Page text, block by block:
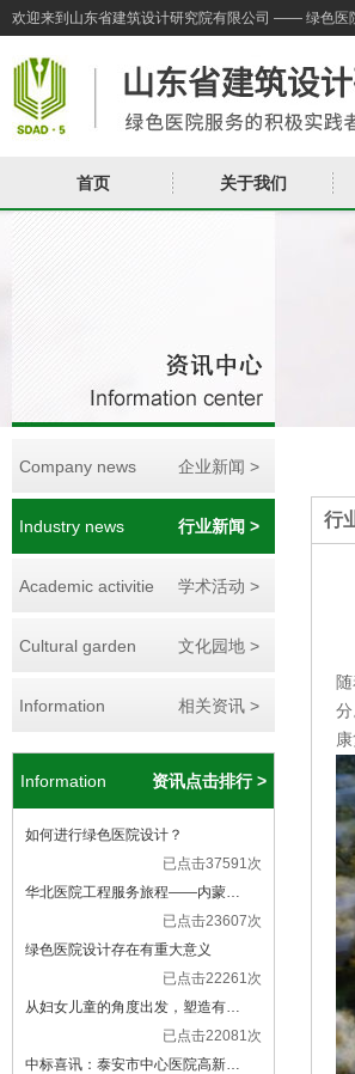
欢迎来到山东省建筑设计研究院有限公司 —— 绿色医
首页 关于我们
企业新闻 >
Company news
行业新闻 >
Industry news
学术活动 >
Academic activitie
文化园地 >
Cultural garden
相关资讯 >
Information
Information 资讯点击排行 >
如何进行绿色医院设计？
已点击37591次
华北医院工程服务旅程——内蒙…
已点击23607次
绿色医院设计存在有重大意义
已点击22261次
从妇女儿童的角度出发，塑造有…
已点击22081次
中标喜讯：泰安市中心医院高新…
行